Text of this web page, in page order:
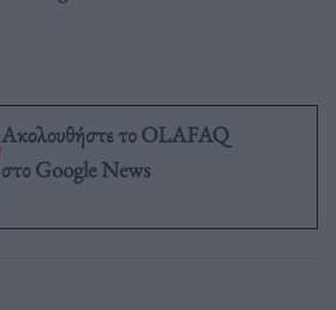
Ακολουθήστε το OLAFAQ
στο Google News